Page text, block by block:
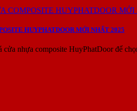
HUYPHATDOOR MỚI NHẤT 2025
cửa nhựa composite HuyPhatDoor để